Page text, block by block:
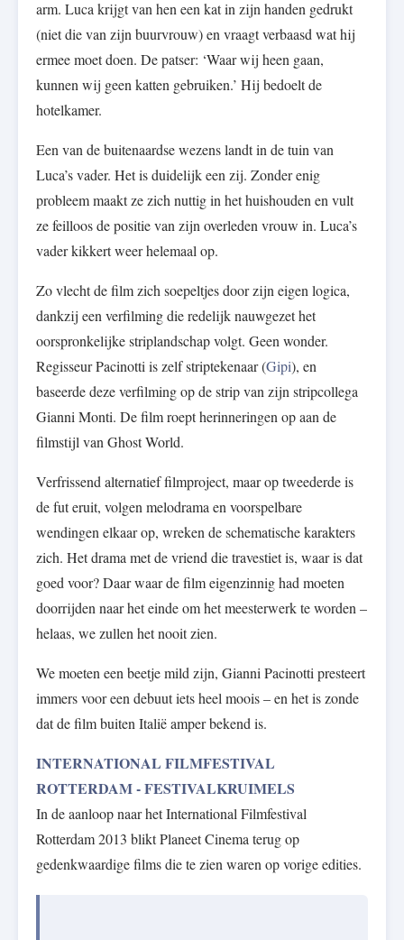
arm. Luca krijgt van hen een kat in zijn handen gedrukt
(niet die van zijn buurvrouw) en vraagt verbaasd wat hij
ermee moet doen. De patser: ‘Waar wij heen gaan,
kunnen wij geen katten gebruiken.’ Hij bedoelt de
hotelkamer.
Een van de buitenaardse wezens landt in de tuin van
Luca’s vader. Het is duidelijk een zij. Zonder enig
probleem maakt ze zich nuttig in het huishouden en vult
ze feilloos de positie van zijn overleden vrouw in. Luca’s
vader kikkert weer helemaal op.
Zo vlecht de film zich soepeltjes door zijn eigen logica,
dankzij een verfilming die redelijk nauwgezet het
oorspronkelijke striplandschap volgt. Geen wonder.
Regisseur Pacinotti is zelf striptekenaar (Gipi), en
baseerde deze verfilming op de strip van zijn stripcollega
Gianni Monti. De film roept herinneringen op aan de
filmstijl van Ghost World.
Verfrissend alternatief filmproject, maar op tweederde is
de fut eruit, volgen melodrama en voorspelbare
wendingen elkaar op, wreken de schematische karakters
zich. Het drama met de vriend die travestiet is, waar is dat
goed voor? Daar waar de film eigenzinnig had moeten
doorrijden naar het einde om het meesterwerk te worden –
helaas, we zullen het nooit zien.
We moeten een beetje mild zijn, Gianni Pacinotti presteert
immers voor een debuut iets heel moois – en het is zonde
dat de film buiten Italië amper bekend is.
INTERNATIONAL FILMFESTIVAL
ROTTERDAM - FESTIVALKRUIMELS
In de aanloop naar het International Filmfestival
Rotterdam 2013 blikt Planeet Cinema terug op
gedenkwaardige films die te zien waren op vorige edities.